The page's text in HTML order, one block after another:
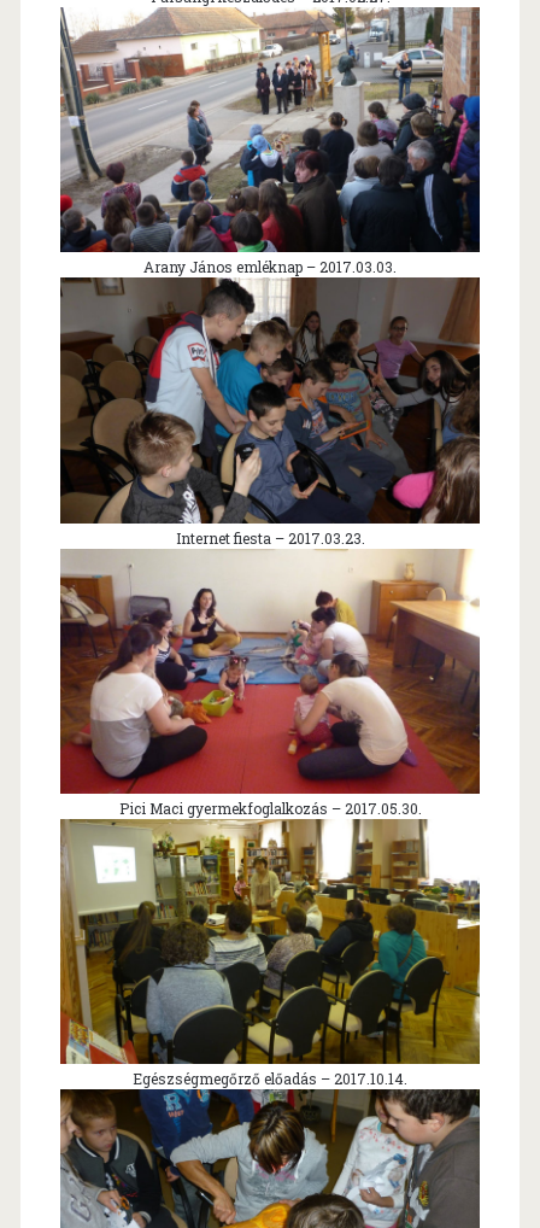
Arany János emléknap – 2017.03.03.
Internet fiesta – 2017.03.23.
Pici Maci gyermekfoglalkozás – 2017.05.30.
Egészségmegőrző előadás – 2017.10.14.